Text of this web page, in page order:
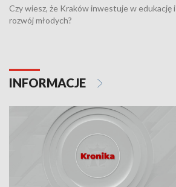
Czy wiesz, że Kraków inwestuje w edukację i
rozwój młodych?
INFORMACJE